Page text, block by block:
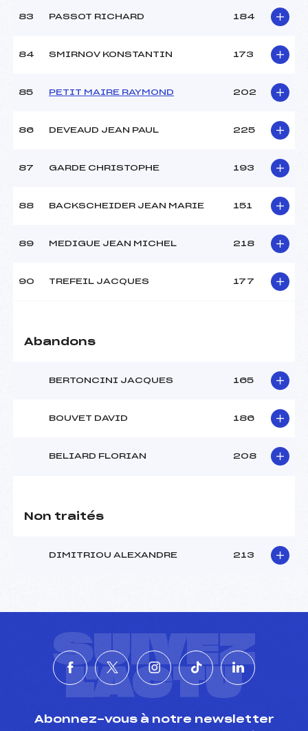
83 PASSOT RICHARD 184
84 SMIRNOV KONSTANTIN 173
85 PETIT MAIRE RAYMOND 202
86 DEVEAUD JEAN PAUL 225
87 GARDE CHRISTOPHE 193
88 BACKSCHEIDER JEAN MARIE 151
89 MEDIGUE JEAN MICHEL 218
90 TREFEIL JACQUES 177
Abandons
BERTONCINI JACQUES 165
BOUVET DAVID 186
BELIARD FLORIAN 208
Non traités
DIMITRIOU ALEXANDRE 213
SUIVEZ
L'ACTU
Abonnez-vous à notre newsletter